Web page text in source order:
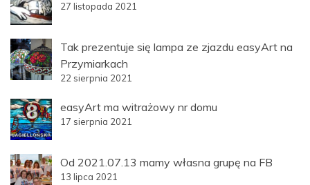
27 listopada 2021
Tak prezentuje się lampa ze zjazdu easyArt na
Przymiarkach
22 sierpnia 2021
easyArt ma witrażowy nr domu
17 sierpnia 2021
Od 2021.07.13 mamy własna grupę na FB
13 lipca 2021